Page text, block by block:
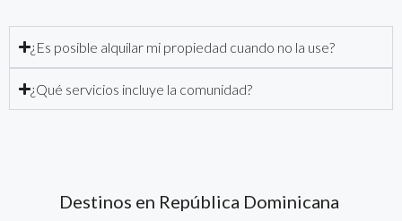
¿Es posible alquilar mi propiedad cuando no la use?
¿Qué servicios incluye la comunidad?
Destinos en República Dominicana